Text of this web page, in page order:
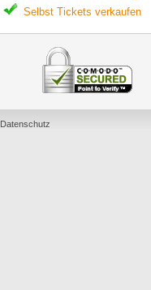
Selbst Tickets verkaufen
Datenschutz